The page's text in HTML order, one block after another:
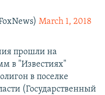
March 1, 2018
прошли на
в "Известиях"
в поселке
(Государственный